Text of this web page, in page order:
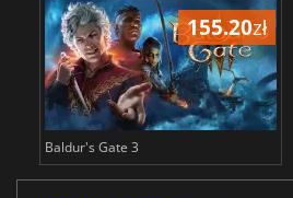
155.20zł
Baldur's Gate 3